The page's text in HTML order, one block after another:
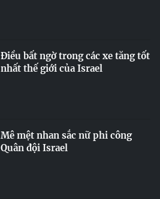
Điều bất ngờ trong các xe tăng tốt
nhất thế giới của Israel
Mê mệt nhan sắc nữ phi công
Quân đội Israel